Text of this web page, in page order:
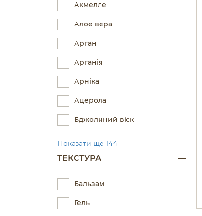
Акмелле
Алое вера
Арган
Арганія
Арніка
Ацерола
Бджолиний віск
Показати ще 144
ТЕКСТУРА
Бальзам
Гель